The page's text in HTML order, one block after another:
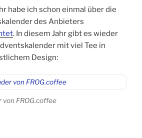
habe ich schon einmal über die
des Anbieters
. In diesem Jahr gibt es wieder
mit viel Tee in
Design:
FROG.coffee